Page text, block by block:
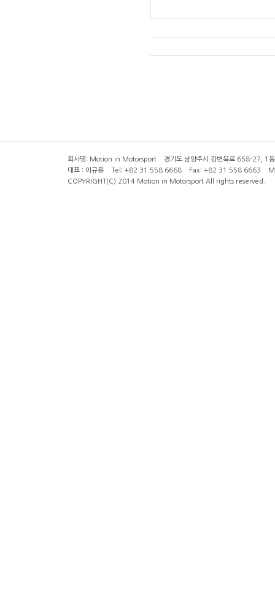
회사명: Motion in Motorsport 경기도 남양주시 강변북로 658-27,
대표 : 이규용 Tel: +82 31 558 6668 Fax: +82 31 558 6663
COPYRIGHT(C) 2014 Motion in Motorsport All rights reserved.